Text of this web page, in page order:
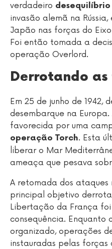
verdadeiro
invasão alemã na
Japão nas forças do
Foi então tomada a
operação Overlord.
Derrotando
Em 25 de junho de 1942,
desembarque na
favorecida por uma
operação Torch. Esta
liberar o Mar
ameaça que pesava
A retomada dos
principal objetivo
Libertação da França
consequência.
organizado, operações
instauradas pelas forças